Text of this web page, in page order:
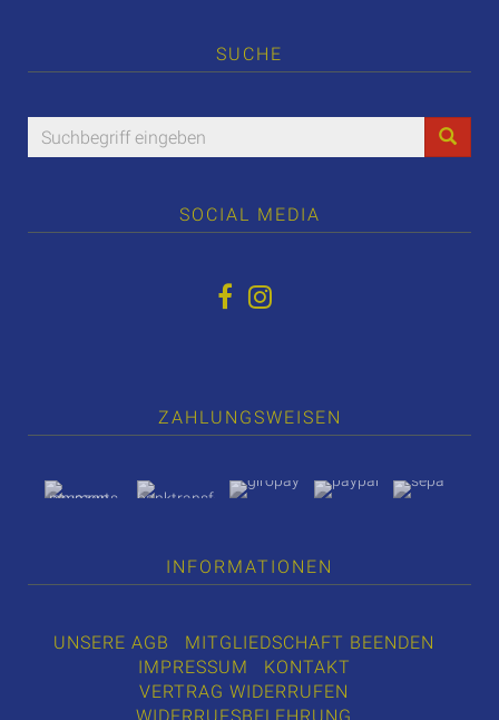
SUCHE
SOCIAL MEDIA
ZAHLUNGSWEISEN
INFORMATIONEN
UNSERE AGB
MITGLIEDSCHAFT BEENDEN
IMPRESSUM
KONTAKT
VERTRAG WIDERRUFEN